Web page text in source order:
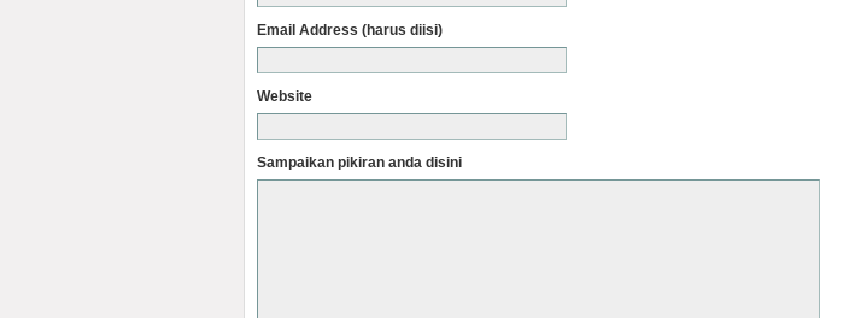
Email Address (harus diisi)
Website
Sampaikan pikiran anda disini